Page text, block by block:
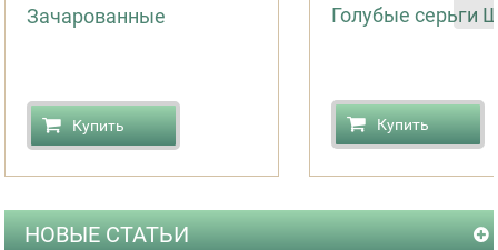
Зачарованные
Купить
Голубые серьги
Купить
НОВЫЕ СТАТЬИ